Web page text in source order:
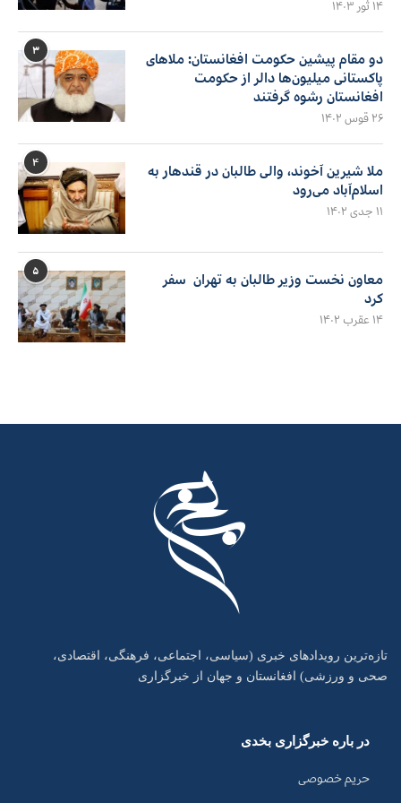
۱۴ ثور ۱۴۰۳
۳
دو مقام پیشین حکومت افغانستان: ملاهای
پاکستانی میلیون‌ها دالر از حکومت
افغانستان رشوه گرفتند
۲۶ قوس ۱۴۰۲
۴
ملا شیرین آخوند، والی طالبان در قندهار به
اسلام‌آباد می‌رود
۱۱ جدی ۱۴۰۲
۵
معاون نخست وزیر طالبان به تهران سفر
کرد
۱۴ عقرب ۱۴۰۲
تازه‌ترین رویدادهای خبری (سیاسی، اجتماعی، فرهنگی، اقتصادی،
صحی و ورزشی) افغانستان و جهان از خبرگزاری
در باره خبرگزاری بخدی
حریم خصوصی